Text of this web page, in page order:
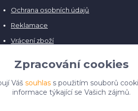
Ochrana osobních údajů
Reklamace
Vrácení zboží
Zpracování cookies
Váš souhlass použitím souborů
informace týkající se Vašich zájmů.